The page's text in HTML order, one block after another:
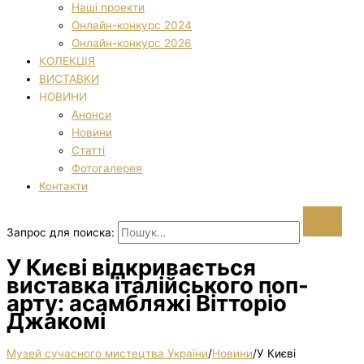
Наші проекти
Онлайн-конкурс 2024
Онлайн-конкурс 2026
КОЛЕКЦІЯ
ВИСТАВКИ
НОВИНИ
Анонси
Новини
Статті
Фотогалерея
Контакти
Запрос для поиска:
У Києві відкривається
виставка італійського поп-
арту: асамбляжі Вітторіо
Джакомі
Музей сучасного мистецтва України/Новини/У Києві